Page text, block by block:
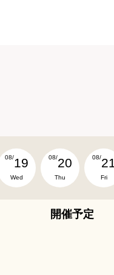
08/ 19
Wed
08/20
Thu
08/21
Fri
開催予定